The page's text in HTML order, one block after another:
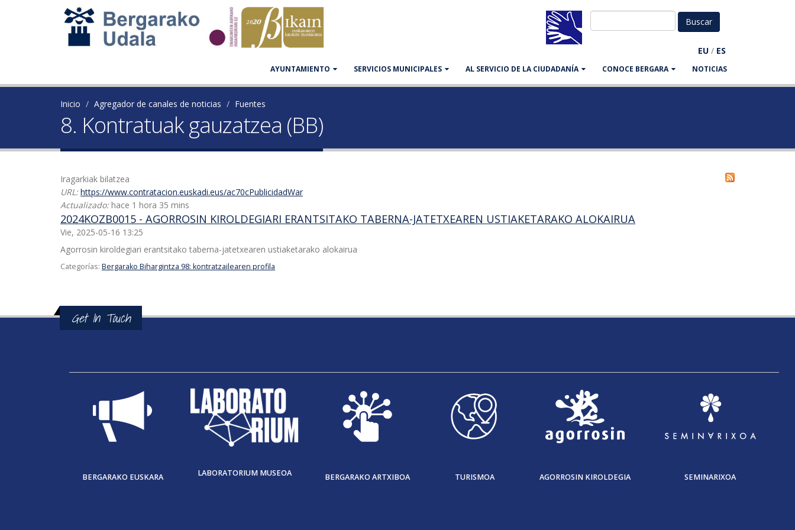
EU / ES
AYUNTAMIENTO SERVICIOS MUNICIPALES AL SERVICIO DE LA CIUDADANÍA CONOCE BERGARA NOTICIAS
Inicio Agregador de canales de noticias Fuentes
8. Kontratuak gauzatzea (BB)
Iragarkiak bilatzea
URL: https://www.contratacion.euskadi.eus/ac70cPublicidadWar
Actualizado:hace 1 hora 35 mins
2024KOZB0015 - AGORROSIN KIROLDEGIARI ERANTSITAKO TABERNA-JATETXEAREN USTIAKETARAKO ALOKAIRUA
Vie, 2025-05-16 13:25
Agorrosin kiroldegiari erantsitako taberna-jatetxearen ustiaketarako alokairua
Categorías: Bergarako Bihargintza 98: kontratzailearen profila
Get In Touch
BERGARAKO EUSKARA LABORATORIUM MUSEOA BERGARAKO ARTXIBOA TURISMOA AGORROSIN KIROLDEGIA SEMINARIXOA